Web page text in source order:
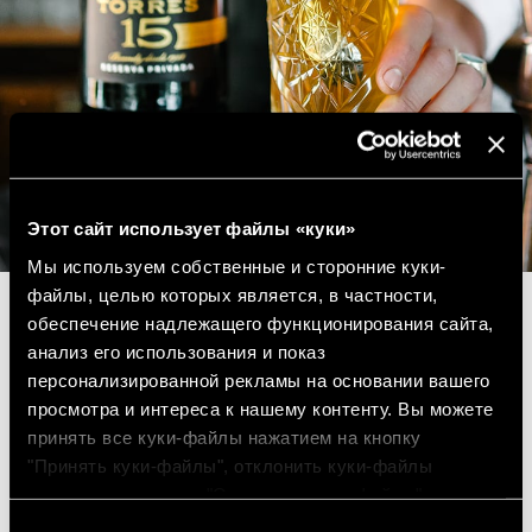
Этот сайт использует файлы «куки»
Мы используем собственные и сторонние куки-
файлы, целью которых является, в частности,
обеспечение надлежащего функционирования сайта,
анализ его использования и показ
персонализированной рекламы на основании вашего
просмотра и интереса к нашему контенту. Вы можете
принять все куки-файлы нажатием на кнопку
"Принять куки-файлы", отклонить куки-файлы